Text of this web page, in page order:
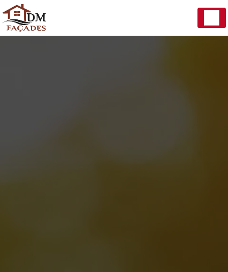
Panneau de gestion des cookies